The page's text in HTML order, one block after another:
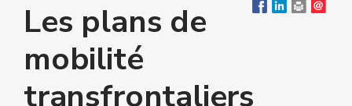
Les plans de
mobilité
transfrontaliers